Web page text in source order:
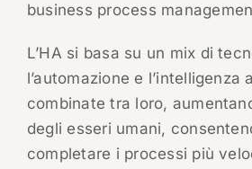
business process
L’HA si basa su un mix di
l’automazione e
combinate tra loro,
degli esseri umani,
completare i processi più